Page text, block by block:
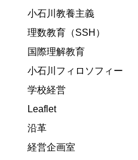
小石川教養主義
理数教育（SSH）
国際理解教育
小石川フィロソフィー
学校経営
Leaflet
沿革
経営企画室